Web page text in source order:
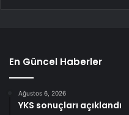
En Güncel Haberler
Ağustos 6, 2026
YKS sonuçları açıklandı